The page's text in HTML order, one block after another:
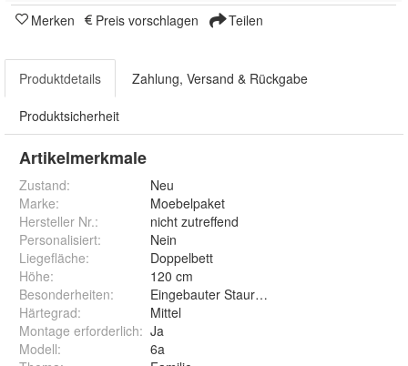
Merken Preis vorschlagen Teilen
Produktdetails Zahlung, Versand & Rückgabe
Produktsicherheit
Artikelmerkmale
Zustand:
Neu
Marke:
Moebelpaket
Hersteller Nr.:
nicht zutreffend
Personalisiert:
Nein
Liegefläche:
Doppelbett
Höhe:
120 cm
Besonderheiten:
Eingebauter Stauraum unter dem Bett
Härtegrad:
Mittel
Montage erforderlich: Ja
Modell:
6a